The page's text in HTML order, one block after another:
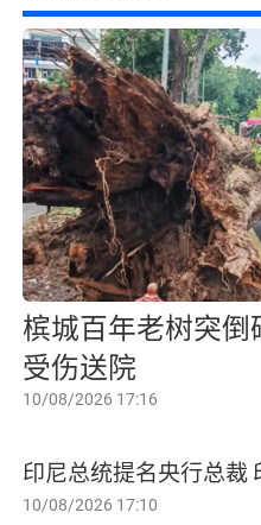
槟城百年老树突
受伤送院
10/08/2026 17:16
印尼总统提名央行总裁
10/08/2026 17:10